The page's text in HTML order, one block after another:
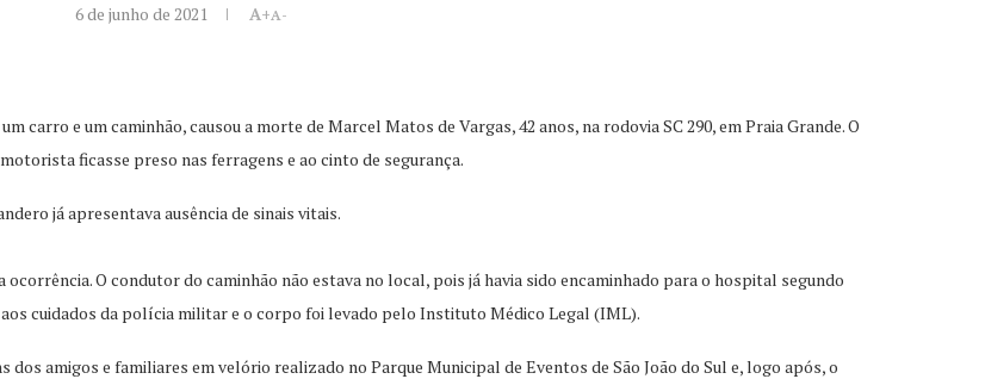
6 de junho de 2021 A+A-
carro e um caminhão, causou a morte de Marcel Matos de Vargas, 42 anos, na rodovia SC 290, em Praia Grande. O
ficasse preso nas ferragens e ao cinto de segurança.
já apresentava ausência de sinais vitais.
O condutor do caminhão não estava no local, pois já havia sido encaminhado para o hospital segundo
cuidados da polícia militar e o corpo foi levado pelo Instituto Médico Legal (IML).
amigos e familiares em velório realizado no Parque Municipal de Eventos de São João do Sul e, logo após, o